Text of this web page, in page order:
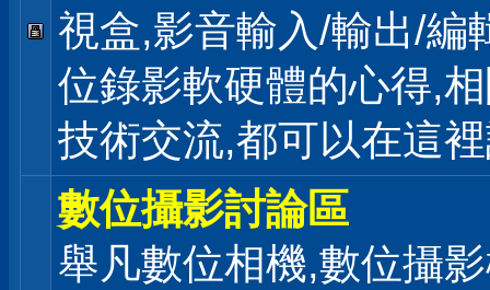
視盒,影音輸入/輸出/編
位錄影軟硬體的心得,
技術交流,都可以在這
數位攝影討論區
舉凡數位相機,數位攝